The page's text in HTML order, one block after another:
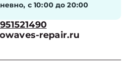
с 10:00 до 20:00
repair.ru